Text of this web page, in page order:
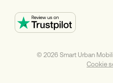
© 2026 Smart Urban
Cookie